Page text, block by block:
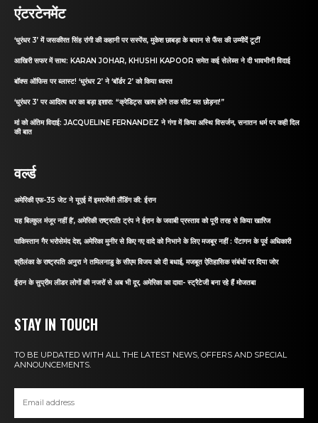
एंटरटेनमेंट
‘धुरंधर 3’ में जसकीरत सिंह रांगी की कहानी पर सस्पेंस, मुकेश छाबड़ा के बयान से फैंस की उम्मीदें टूटीं
आखिरी सफर में साथ: KARAN JOHAR, KHUSHI KAPOOR समेत कई सेलेब्स ने दी भावभीनी विदाई
बॉक्स ऑफिस पर ब्लास्ट! ‘धुरंधर 2’ ने ‘बॉर्डर 2’ को किया ध्वस्त
‘धुरंधर 3’ पर आदित्य धर का बड़ा इशारा: “क्रेडिट्स खत्म होने तक सीट मत छोड़ना!”
मां को अंतिम विदाई: JACQUELINE FERNANDEZ ने गंगा में किया अस्थि विसर्जन, सनातन धर्म पर कही दिल
की बात
वर्ल्ड
अमेरिकी एफ-35 जेट ने यूएई में इमरजेंसी लैंडिंग की: ईरान
यह बिल्कुल मंजूर नहीं है’, अमेरिकी राष्ट्रपति ट्रंप ने ईरान के जवाबी प्रस्ताव को पूरी तरह से किया खारिज
पाकिस्तान गैर भरोसेमंद देश, अमेरिका मुनीर से किए गए वादे को निभाने के लिए मजबूर नहीं : पेंटागन के पूर्व अधिकारी
श्रीलंका के राष्ट्रपति अनुरा ने तमिलनाडु के सीएम विजय को दी बधाई, मजबूत ऐतिहासिक संबंधों पर दिया जोर
ईरान के सुप्रीम लीडर लोगों की नजरों से अब भी दूर, अमेरिका का दावा- स्ट्रैटेजी बना रहे हैं मोजतबा
STAY IN TOUCH
TO BE UPDATED WITH ALL THE LATEST NEWS, OFFERS AND SPECIAL
ANNOUNCEMENTS.